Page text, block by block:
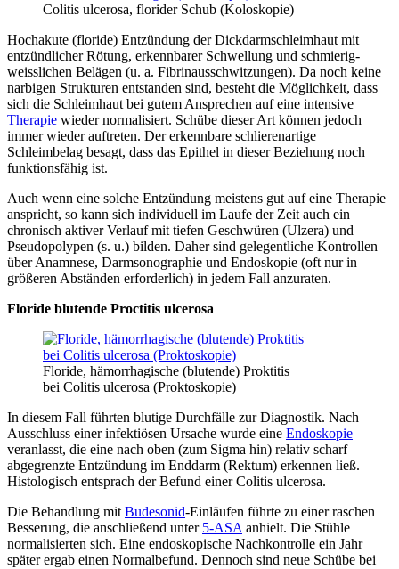
Colitis ulcerosa, florider Schub (Koloskopie)
Hochakute (floride) Entzündung der Dickdarmschleimhaut mit
entzündlicher Rötung, erkennbarer Schwellung und schmierig-
weisslichen Belägen (u. a. Fibrinausschwitzungen). Da noch keine
narbigen Strukturen entstanden sind, besteht die Möglichkeit, dass
sich die Schleimhaut bei gutem Ansprechen auf eine intensive
Therapie wieder normalisiert. Schübe dieser Art können jedoch
immer wieder auftreten. Der erkennbare schlierenartige
Schleimbelag besagt, dass das Epithel in dieser Beziehung noch
funktionsfähig ist.
Auch wenn eine solche Entzündung meistens gut auf eine Therapie
anspricht, so kann sich individuell im Laufe der Zeit auch ein
chronisch aktiver Verlauf mit tiefen Geschwüren (Ulzera) und
Pseudopolypen (s. u.) bilden. Daher sind gelegentliche Kontrollen
über Anamnese, Darmsonographie und Endoskopie (oft nur in
größeren Abständen erforderlich) in jedem Fall anzuraten.
Floride blutende Proctitis ulcerosa
Floride, hämorrhagische (blutende) Proktitis
bei Colitis ulcerosa (Proktoskopie)
In diesem Fall führten blutige Durchfälle zur Diagnostik. Nach
Ausschluss einer infektiösen Ursache wurde eine Endoskopie
veranlasst, die eine nach oben (zum Sigma hin) relativ scharf
abgegrenzte Entzündung im Enddarm (Rektum) erkennen ließ.
Histologisch entsprach der Befund einer Colitis ulcerosa.
Die Behandlung mitBudesonid-Einläufen führte zu einer raschen
Besserung, die anschließend unter 5-ASAanhielt. Die Stühle
normalisierten sich. Eine endoskopische Nachkontrolle ein Jahr
später ergab einen Normalbefund. Dennoch sind neue Schübe bei